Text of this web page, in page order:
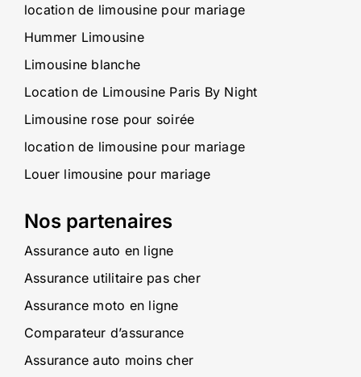
location de limousine pour mariage
Hummer Limousine
Limousine blanche
Location de Limousine Paris By Night
Limousine rose pour soirée
location de limousine pour mariage
Louer limousine pour mariage
Nos partenaires
Assurance auto en ligne
Assurance utilitaire pas cher
Assurance moto en ligne
Comparateur d’assurance
Assurance auto moins cher